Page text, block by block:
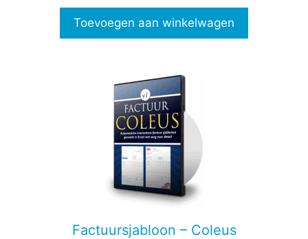
Toevoegen aan winkelwagen
Factuursjabloon – Coleus